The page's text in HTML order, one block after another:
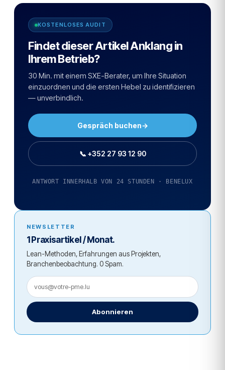
KOSTENLOSES AUDIT
Findet dieser Artikel Anklang in
Ihrem Betrieb?
30 Min. mit einem SXE-Berater, um Ihre Situation
einzuordnen und die ersten Hebel zu identifizieren
— unverbindlich.
Gespräch buchen→
📞 +352 27 93 12 90
ANTWORT INNERHALB VON 24 STUNDEN · BENELUX
NEWSLETTER
1 Praxisartikel / Monat.
Lean-Methoden, Erfahrungen aus Projekten,
Branchenbeobachtung. 0 Spam.
Abonnieren